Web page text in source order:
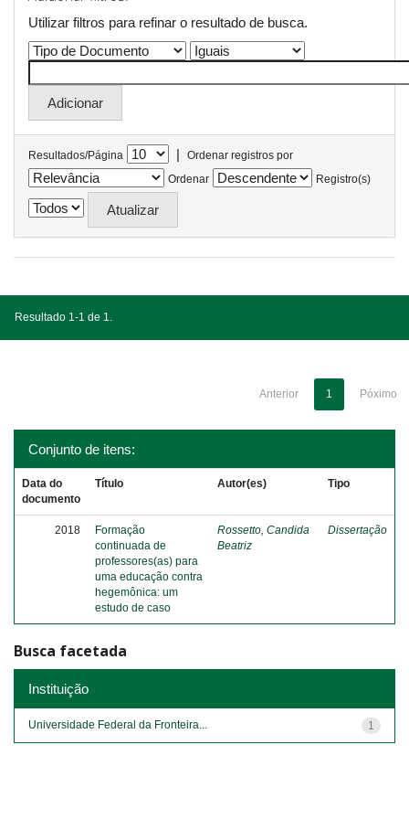
Utilizar filtros para refinar o resultado de busca.
Resultados/Página |
Ordenar registros por
Ordenar
Registro(s)
Resultado 1-1 de 1.
Anterior 1 Póximo
Conjunto de itens:
Data do
documento
Título Autor(es) Tipo
2018
Formação
continuada de
professores(as) para
uma educação contra
hegemônica: um
estudo de caso
Rossetto, Candida
Beatriz
Dissertação
Busca facetada
Instituição
1
Universidade Federal da Fronteira...